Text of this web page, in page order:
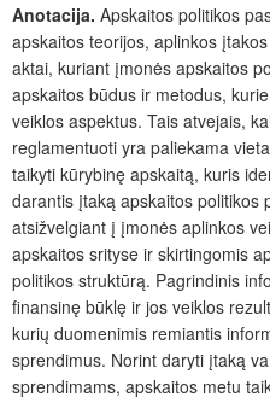
Anotacija. Apskaitos politikos
apskaitos teorijos, aplinkos
aktai, kuriant įmonės apskaitos
apskaitos būdus ir metodus,
veiklos aspektus. Tais atvejais,
reglamentuoti yra paliekama
taikyti kūrybinę apskaitą, kuris
darantis įtaką apskaitos politikos
atsižvelgiant į įmonės aplinkos
apskaitos srityse ir skirtingomis
politikos struktūrą. Pagrindinis
finansinę būklę ir jos veiklos
kurių duomenimis remiantis
sprendimus. Norint daryti įtaką
sprendimams, apskaitos metu